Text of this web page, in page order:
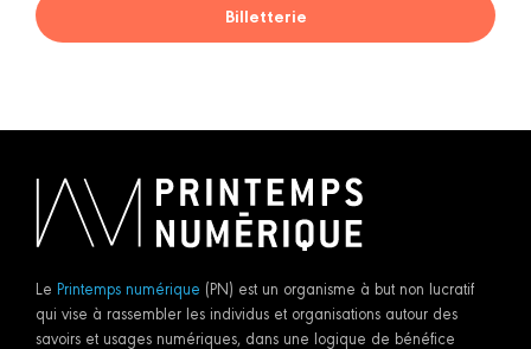
Billetterie
Le Printemps numérique (PN) est un organisme à but non lucratif
qui vise à rassembler les individus et organisations autour des
savoirs et usages numériques, dans une logique de bénéfice